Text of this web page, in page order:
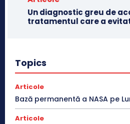
Un diagnostic greu de
tratamentul care a
Topics
Articole
Bază permanentă a NASA pe
Articole